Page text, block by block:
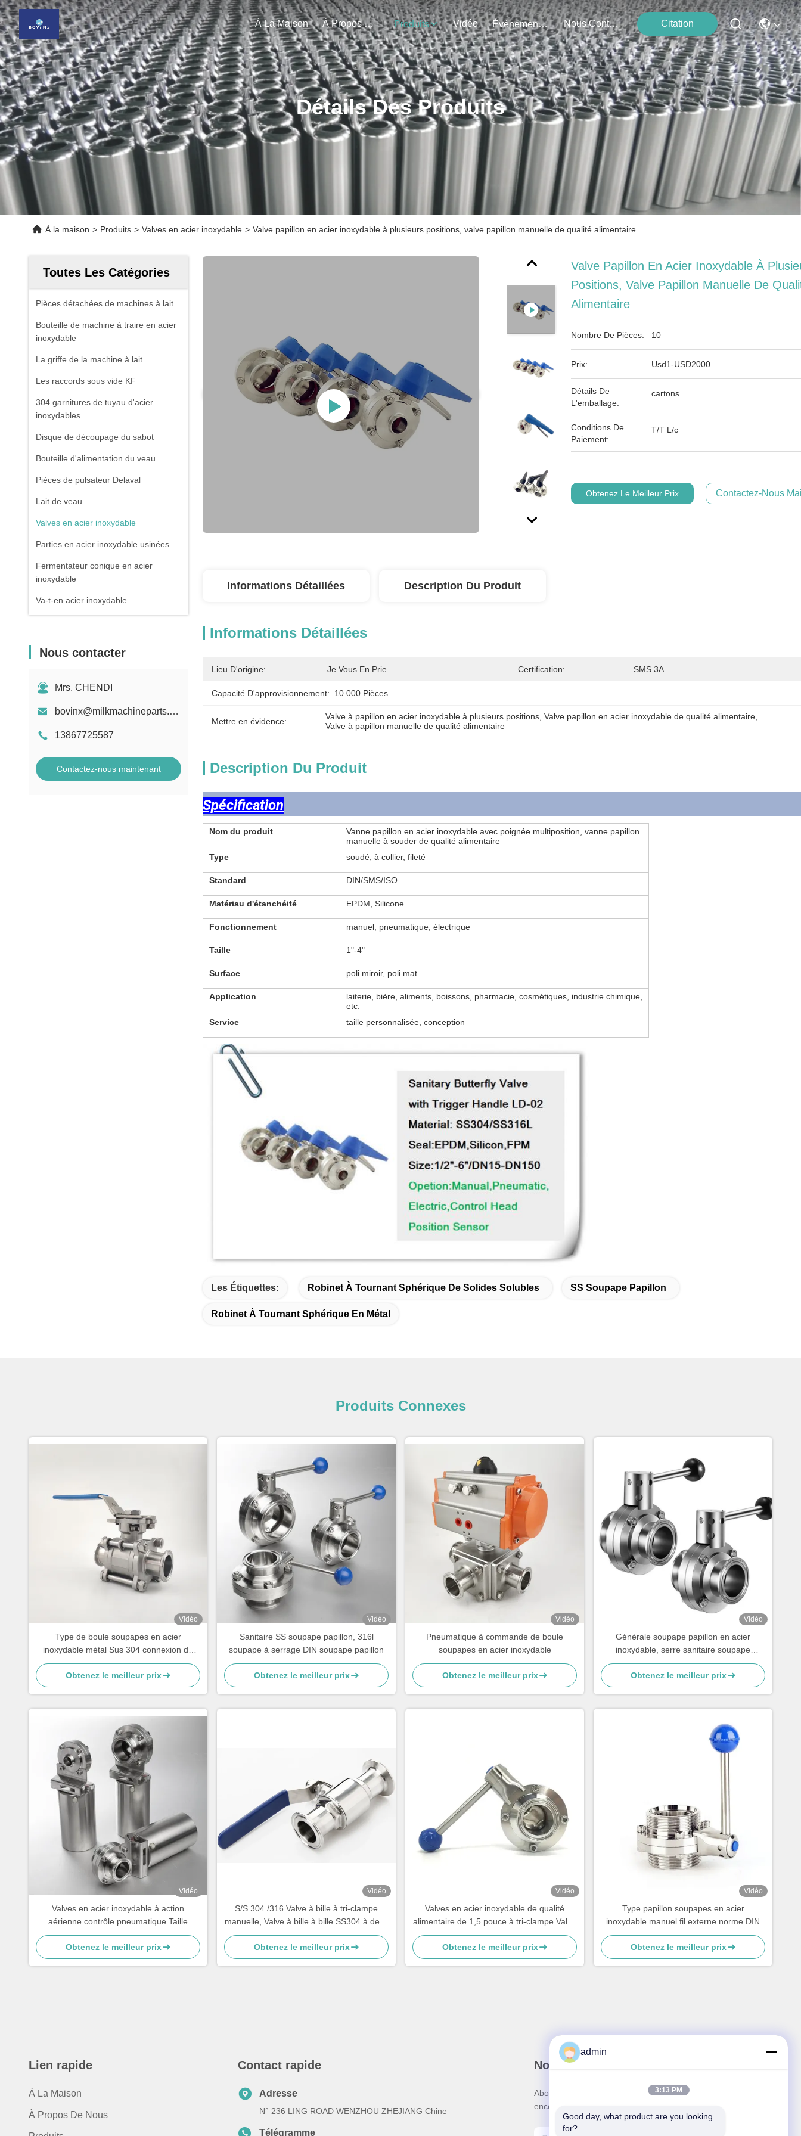
À La Maison À Propos De Nous Produits Vidéo Événements Nous Contacter Citation
Détails Des Produits
À la maison > Produits > Valves en acier inoxydable > Valve papillon en acier inoxydable à plusieurs positions, valve papillon manuelle de qualité alimentaire
Toutes Les Catégories
Pièces détachées de machines à lait
Bouteille de machine à traire en acier
inoxydable
La griffe de la machine à lait
Les raccords sous vide KF
304 garnitures de tuyau d'acier
inoxydables
Disque de découpage du sabot
Bouteille d'alimentation du veau
Pièces de pulsateur Delaval
Lait de veau
Valves en acier inoxydable
Parties en acier inoxydable usinées
Fermentateur conique en acier
inoxydable
Va-t-en acier inoxydable
Nous contacter
Mrs. CHENDI
bovinx@milkmachineparts.com
13867725587
Contactez-nous maintenant
Valve Papillon En Acier Inoxydable À
Positions, Valve Papillon Manuelle De
Alimentaire
Nombre De Pièces: 10
Prix: Usd1-USD2000
Détails De
L'emballage:
cartons
Conditions De
Paiement:
T/T L/c
Obtenez Le Meilleur Prix Contactez-Nous
Informations Détaillées Description Du Produit
Informations Détaillées
Lieu D'origine: Je Vous En Prie. Certification: SMS 3A
Capacité D'approvisionnement: 10 000 Pièces
Mettre en évidence: Valve à papillon en acier inoxydable à plusieurs positions , Valve papillon en acier inoxydable de qualité alimentaire
Valve à papillon manuelle de qualité alimentaire
Description Du Produit
Spécification
Nom du produit
Vanne papillon en acier inoxydable avec poignée multiposition, vanne papillon
manuelle à souder de qualité alimentaire
Type
soudé, à collier, fileté
Standard DIN/SMS/ISO
Matériau d'étanchéité EPDM, Silicone
Fonctionnement manuel, pneumatique, électrique
Taille 1"-4"
Surface poli miroir, poli mat
Application
laiterie, bière, aliments, boissons, pharmacie, cosmétiques, industrie chimique,
etc.
Service
taille personnalisée, conception
Les Étiquettes: Robinet À Tournant Sphérique De Solides Solubles SS Soupape Papillon
Robinet À Tournant Sphérique En Métal
Produits Connexes
Vidéo
Type de boule soupapes en acier
inoxydable métal Sus 304 connexion de
soudure sanitaire
Obtenez le meilleur prix
Vidéo
Sanitaire SS soupape papillon, 316l
soupape à serrage DIN soupape papillon
Obtenez le meilleur prix
Vidéo
Pneumatique à commande de boule
soupapes en acier inoxydable
Obtenez le meilleur prix
Vidéo
Générale soupape papillon en acier
inoxydable, serre sanitaire soupape
papillon 50 mm
Obtenez le meilleur prix
Vidéo
Valves en acier inoxydable à action
aérienne contrôle pneumatique Taille
personnalisée
Obtenez le meilleur prix
Vidéo
S/S 304 /316 Valve à bille à tri-clampe
manuelle, Valve à bille à bille SS304 à deux
voies en acier inoxydable
Obtenez le meilleur prix
Vidéo
Valves en acier inoxydable de qualité
alimentaire de 1,5 pouce à tri-clampe Valve
papillon Ss304
Obtenez le meilleur prix
Vidéo
Type papillon soupapes en acier
inoxydable manuel fil externe norme DIN
Obtenez le meilleur prix
Lien rapide
À La Maison
À Propos De Nous
Contact rapide
Adresse
N° 236 LING ROAD WENZHOU ZHEJIANG Chine
Télégramme
Notre newsletter
Abonnez-vous à notre newsletter pour des réductions et plus
encore.
admin
3:13 PM
Good day, what product are you looking
for?